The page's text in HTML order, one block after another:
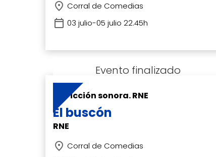
Hit enter to search or ESC to close
Corral de Comedias
03 julio-05 julio 22.45h
Ficción sonora. RNE
El buscón
RNE
Corral de Comedias